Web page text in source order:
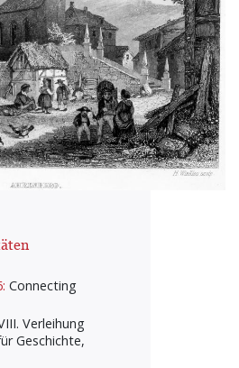
Connecting
Verleihung
Geschichte,